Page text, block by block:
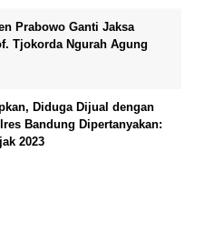
Prabowo Ganti Jaksa
Tjokorda Ngurah Agung
Diduga Dijual dengan
Bandung Dipertanyakan:
2023